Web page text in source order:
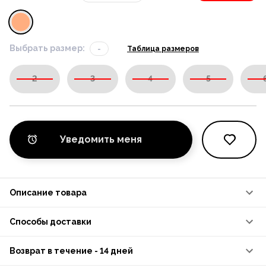
Выбрать размер: - Таблица размеров
2 3 4 5
Уведомить меня
Описание товара
Способы доставки
Возврат в течение - 14 дней